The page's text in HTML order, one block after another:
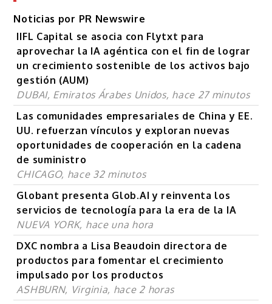
Noticias por PR Newswire
IIFL Capital se asocia con Flytxt para
aprovechar la IA agéntica con el fin de lograr
un crecimiento sostenible de los activos bajo
gestión (AUM)
DUBAI, Emiratos Árabes Unidos, hace 27 minutos
Las comunidades empresariales de China y EE.
UU. refuerzan vínculos y exploran nuevas
oportunidades de cooperación en la cadena
de suministro
CHICAGO, hace 32 minutos
Globant presenta Glob.AI y reinventa los
servicios de tecnología para la era de la IA
NUEVA YORK, hace una hora
DXC nombra a Lisa Beaudoin directora de
productos para fomentar el crecimiento
impulsado por los productos
ASHBURN, Virginia, hace 2 horas